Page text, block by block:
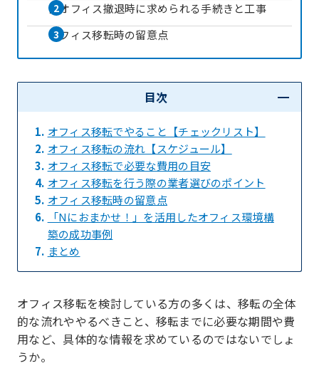
旧オフィス撤退時に求められる手続きと工事
オフィス移転時の留意点
目次
1. オフィス移転でやること【チェックリスト】
2. オフィス移転の流れ【スケジュール】
3. オフィス移転で必要な費用の目安
4. オフィス移転を行う際の業者選びのポイント
5. オフィス移転時の留意点
6.
「Nにおまかせ！」を活用したオフィス環境構
築の成功事例
7. まとめ
オフィス移転を検討している方の多くは、移転の全体
的な流れややるべきこと、移転までに必要な期間や費
用など、具体的な情報を求めているのではないでしょ
うか。